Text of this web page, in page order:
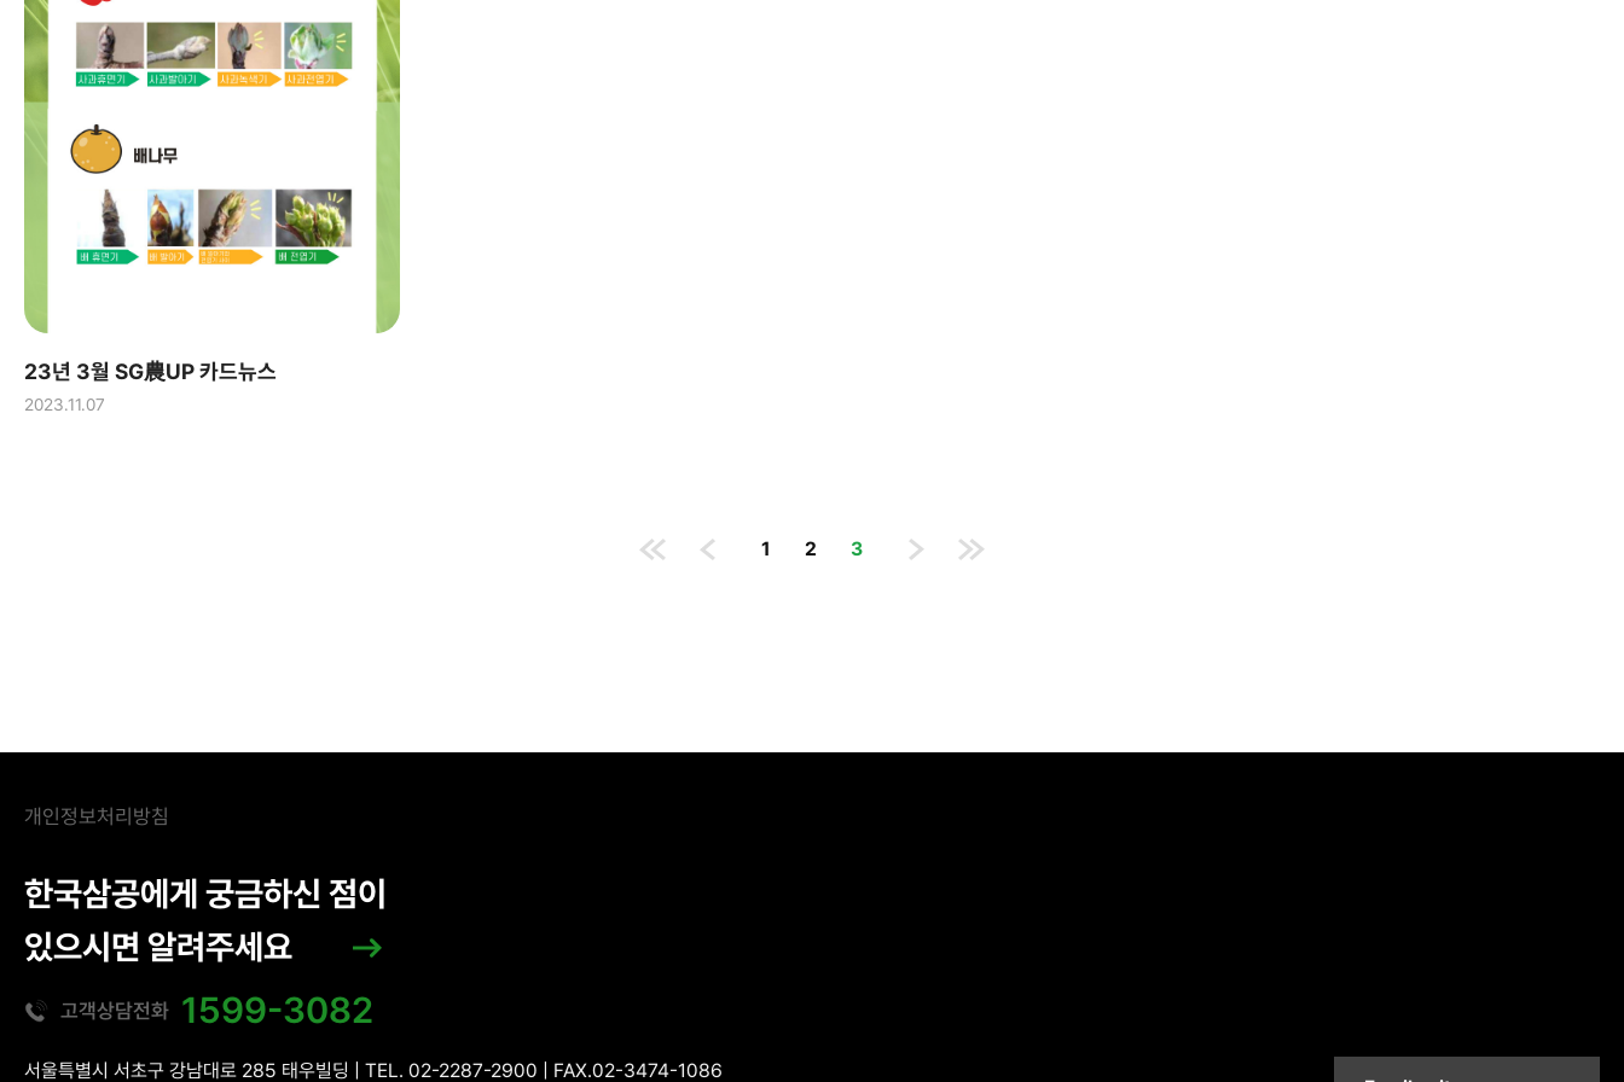
23년 3월 SG農UP 카드뉴스
2023.11.07
1 2 3
개인정보처리방침
한국삼공에게 궁금하신 점이
있으시면 알려주세요
고객상담전화 1599-3082
서울특별시 서초구 강남대로 285 태우빌딩 | TEL. 02-2287-2900 | FAX.02-3474-1086